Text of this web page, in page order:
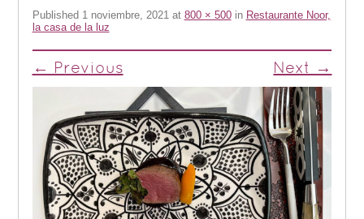
Published 1 noviembre, 2021at 800 × 500in Restaurante Noor,
la casa de la luz
← Previous Next →